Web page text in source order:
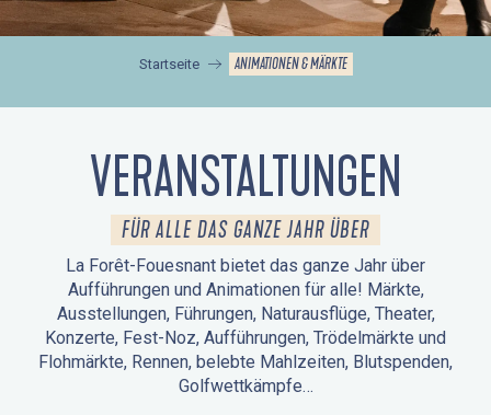
Startseite ANIMATIONEN & MÄRKTE
VERANSTALTUNGEN
FÜR ALLE DAS GANZE JAHR ÜBER
La Forêt-Fouesnant bietet das ganze Jahr über
Aufführungen und Animationen für alle! Märkte,
Ausstellungen, Führungen, Naturausflüge, Theater,
Konzerte, Fest-Noz, Aufführungen, Trödelmärkte und
Flohmärkte, Rennen, belebte Mahlzeiten, Blutspenden,
Golfwettkämpfe…